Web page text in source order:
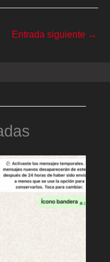
Entrada siguiente →